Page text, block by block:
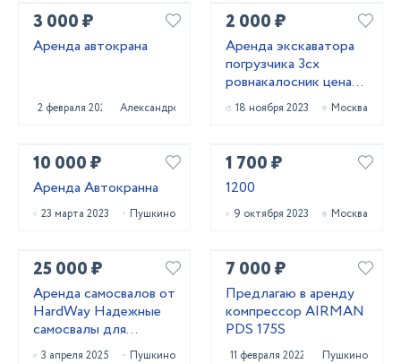
3 000 ₽
Аренда автокрана
2 февраля 2025 Александров
2 000 ₽
Аренда экскаватора
погрузчика 3сх
ровнакалосник цена
договорная
18 ноября 2023 Москва
10 000 ₽
Аренда Автокранна
23 марта 2023 Пушкино
1 700 ₽
1200
9 октября 2023 Москва
25 000 ₽
Аренда самосвалов от
HardWay Надежные
самосвалы для
перевозки материалов
3 апреля 2025 Пушкино
7 000 ₽
Предлагаю в аренду
компрессор AIRMAN
PDS 175S
11 февраля 2022 Пушкино